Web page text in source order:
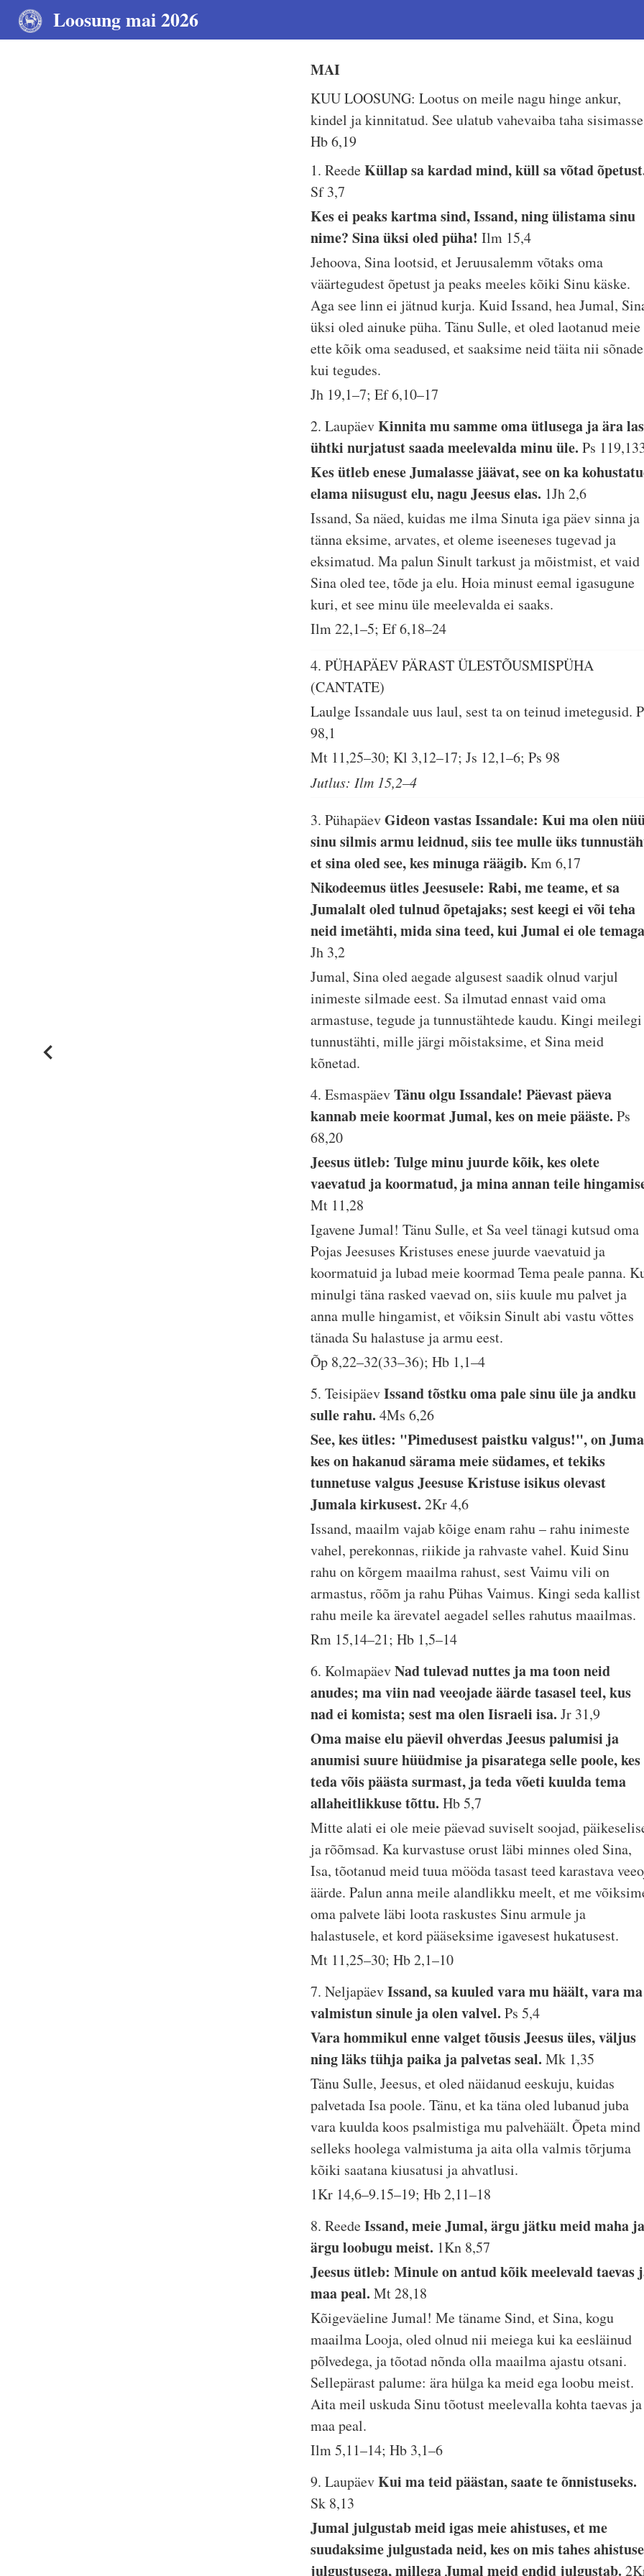
Loosung mai 2026
MAI
KUU LOOSUNG: Lootus on meile nagu hinge ankur,
kindel ja kinnitatud. See ulatub vahevaiba taha
Hb 6,19
1. ReedeKüllap sa kardad mind, küll sa võtad
Sf 3,7
Kes ei peaks kartma sind, Issand, ning ülistama sinu
nime? Sina üksi oled püha!Ilm 15,4
Jehoova, Sina lootsid, et Jeruusalemm võtaks oma
väärtegudest õpetust ja peaks meeles kõiki Sinu käske.
Aga see linn ei jätnud kurja. Kuid Issand, hea Jumal,
üksi oled ainuke püha. Tänu Sulle, et oled laotanud meie
ette kõik oma seadused, et saaksime neid täita nii
kui tegudes.
Jh 19,1–7; Ef 6,10–17
2. LaupäevKinnita mu samme oma ütlusega ja ära
ühtki nurjatust saada meelevalda minu üle.Ps
Kes ütleb enese Jumalasse jäävat, see on ka
elama niisugust elu, nagu Jeesus elas. 1Jh 2,6
Issand, Sa näed, kuidas me ilma Sinuta iga päev sinna ja
tänna eksime, arvates, et oleme iseeneses tugevad ja
eksimatud. Ma palun Sinult tarkust ja mõistmist, et vaid
Sina oled tee, tõde ja elu. Hoia minust eemal igasugune
kuri, et see minu üle meelevalda ei saaks.
Ilm 22,1–5; Ef 6,18–24
4. PÜHAPÄEV PÄRAST ÜLESTÕUSMISPÜHA
(CANTATE)
Laulge Issandale uus laul, sest ta on teinud imetegusid.
98,1
Mt 11,25–30; Kl 3,12–17; Js 12,1–6; Ps 98
Jutlus: Ilm 15,2–4
3. PühapäevGideon vastas Issandale: Kui ma olen
sinu silmis armu leidnud, siis tee mulle üks
et sina oled see, kes minuga räägib.Km 6,17
Nikodeemus ütles Jeesusele: Rabi, me teame, et sa
Jumalalt oled tulnud õpetajaks; sest keegi ei või teha
neid imetähti, mida sina teed, kui Jumal ei ole
Jh 3,2
Jumal, Sina oled aegade algusest saadik olnud varjul
inimeste silmade eest. Sa ilmutad ennast vaid oma
armastuse, tegude ja tunnustähtede kaudu. Kingi meilegi
tunnustähti, mille järgi mõistaksime, et Sina meid
kõnetad.
4. EsmaspäevTänu olgu Issandale! Päevast päeva
kannab meie koormat Jumal, kes on meie pääste.Ps
68,20
Jeesus ütleb: Tulge minu juurde kõik, kes olete
vaevatud ja koormatud, ja mina annan teile
Mt 11,28
Igavene Jumal! Tänu Sulle, et Sa veel tänagi kutsud oma
Pojas Jeesuses Kristuses enese juurde vaevatuid ja
koormatuid ja lubad meie koormad Tema peale panna.
minulgi täna rasked vaevad on, siis kuule mu palvet ja
anna mulle hingamist, et võiksin Sinult abi vastu võttes
tänada Su halastuse ja armu eest.
Õp 8,22–32(33–36); Hb 1,1–4
5. TeisipäevIssand tõstku oma pale sinu üle ja andku
sulle rahu.4Ms 6,26
See, kes ütles: "Pimedusest paistku valgus!", on
kes on hakanud särama meie südames, et tekiks
tunnetuse valgus Jeesuse Kristuse isikus olevast
Jumala kirkusest.2Kr 4,6
Issand, maailm vajab kõige enam rahu – rahu inimeste
vahel, perekonnas, riikide ja rahvaste vahel. Kuid Sinu
rahu on kõrgem maailma rahust, sest Vaimu vili on
armastus, rõõm ja rahu Pühas Vaimus. Kingi seda kallist
rahu meile ka ärevatel aegadel selles rahutus maailmas.
Rm 15,14–21; Hb 1,5–14
6. KolmapäevNad tulevad nuttes ja ma toon neid
anudes; ma viin nad veeojade äärde tasasel teel, kus
nad ei komista; sest ma olen Iisraeli isa.Jr 31,9
Oma maise elu päevil ohverdas Jeesus palumisi ja
anumisi suure hüüdmise ja pisaratega selle poole, kes
teda võis päästa surmast, ja teda võeti kuulda tema
allaheitlikkuse tõttu.Hb 5,7
Mitte alati ei ole meie päevad suviselt soojad,
ja rõõmsad. Ka kurvastuse orust läbi minnes oled Sina,
Isa, tõotanud meid tuua mööda tasast teed karastava
äärde. Palun anna meile alandlikku meelt, et me
oma palvete läbi loota raskustes Sinu armule ja
halastusele, et kord pääseksime igavesest hukatusest.
Mt 11,25–30; Hb 2,1–10
7. NeljapäevIssand, sa kuuled vara mu häält, vara ma
valmistun sinule ja olen valvel.Ps 5,4
Vara hommikul enne valget tõusis Jeesus üles, väljus
ning läks tühja paika ja palvetas seal.Mk 1,35
Tänu Sulle, Jeesus, et oled näidanud eeskuju, kuidas
palvetada Isa poole. Tänu, et ka täna oled lubanud juba
vara kuulda koos psalmistiga mu palvehäält. Õpeta mind
selleks hoolega valmistuma ja aita olla valmis tõrjuma
kõiki saatana kiusatusi ja ahvatlusi.
1Kr 14,6–9.15–19; Hb 2,11–18
8. ReedeIssand, meie Jumal, ärgu jätku meid maha
ärgu loobugu meist. 1Kn 8,57
Jeesus ütleb: Minule on antud kõik meelevald taevas
maa peal.Mt 28,18
Kõigeväeline Jumal! Me täname Sind, et Sina, kogu
maailma Looja, oled olnud nii meiega kui ka eesläinud
põlvedega, ja tõotad nõnda olla maailma ajastu otsani.
Sellepärast palume: ära hülga ka meid ega loobu meist.
Aita meil uskuda Sinu tõotust meelevalla kohta taevas ja
maa peal.
Ilm 5,11–14; Hb 3,1–6
9. LaupäevKui ma teid päästan, saate te õnnistuseks.
Sk 8,13
Jumal julgustab meid igas meie ahistuses, et me
suudaksime julgustada neid, kes on mis tahes
julgustusega, millega Jumal meid endid julgustab.